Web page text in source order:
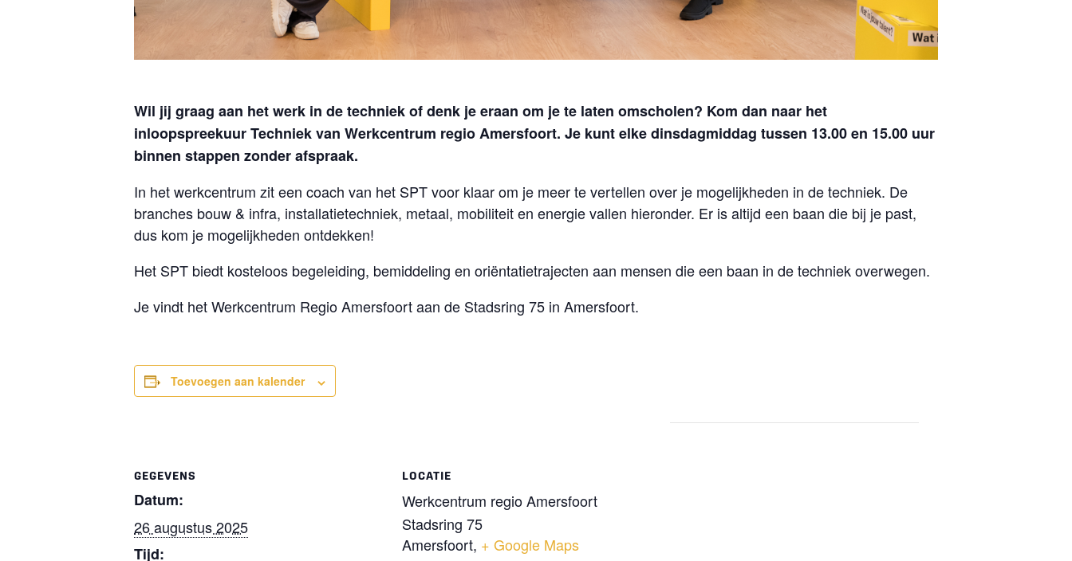
Wil jij graag aan het werk in de techniek of denk je eraan om je te laten omscholen? Kom dan naar het
inloopspreekuur Techniek van Werkcentrum regio Amersfoort. Je kunt elke dinsdagmiddag tussen 13.00 en 15.00 uur
binnen stappen zonder afspraak.
In het werkcentrum zit een coach van het SPT voor klaar om je meer te vertellen over je mogelijkheden in de techniek. De
branches bouw & infra, installatietechniek, metaal, mobiliteit en energie vallen hieronder. Er is altijd een baan die bij je past,
dus kom je mogelijkheden ontdekken!
Het SPT biedt kosteloos begeleiding, bemiddeling en oriëntatietrajecten aan mensen die een baan in de techniek overwegen.
Je vindt het Werkcentrum Regio Amersfoort aan de Stadsring 75 in Amersfoort.
Toevoegen aan kalender
GEGEVENS
Datum:
26 augustus 2025
Tijd:
LOCATIE
Werkcentrum regio Amersfoort
Stadsring 75
Amersfoort, + Google Maps